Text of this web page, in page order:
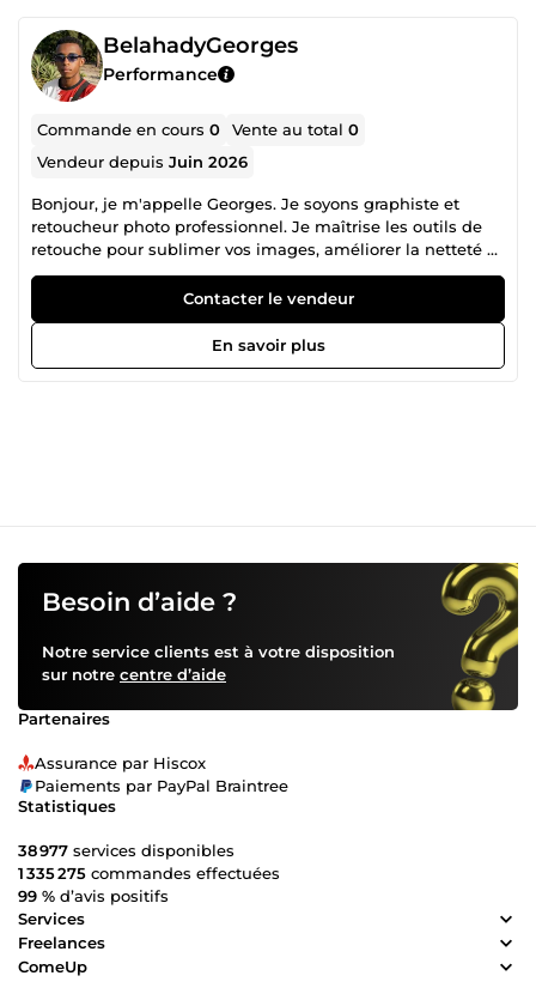
BelahadyGeorges
Performance
Commande en cours0 Vente au total0
Vendeur depuisJuin 2026
Bonjour, je m'appelle Georges. Je soyons graphiste et
retoucheur photo professionnel. Je maîtrise les outils de
retouche pour sublimer vos images, améliorer la netteté et
corriger les détails. Sérieux et rapide, je suis à votre
disposition pour donner vie à vos projets visuels. N'hésitez
pas à me contacter !
Contacter le vendeur
En savoir plus
Besoin d’aide ?
Notre service clients est à votre disposition
sur notre centre d’aide
Partenaires
Assurance par Hiscox
Paiements par PayPal Braintree
Statistiques
38 977 services disponibles
1 335 275 commandes effectuées
99 % d’avis positifs
Services
Freelances
ComeUp